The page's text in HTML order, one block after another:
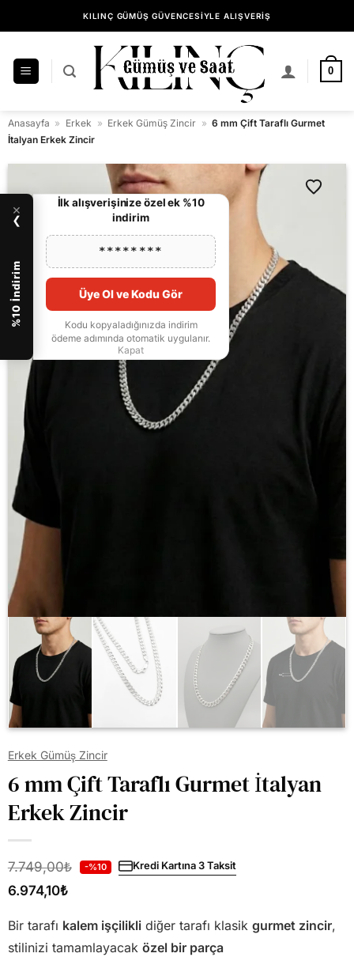
atla
KILINÇ GÜMÜŞ GÜVENCESİYLE ALIŞVERİŞ
0
Anasayfa » Erkek » Erkek Gümüş Zincir » 6 mm Çift Taraflı Gurmet
İtalyan Erkek Zincir
Erkek Gümüş Zincir
6 mm Çift Taraflı Gurmet İtalyan
Erkek Zincir
7.749,00₺ -%10 Kredi Kartına 3 Taksit
6.974,10₺
Bir tarafı kalem işçiliklidiğer tarafı klasik gurmet zincir,
stilinizi tamamlayacak özel bir parça
×
❯
%10 İndirim
İlk alışverişinize özel ek %10
indirim
********
Üye Ol ve Kodu Gör
Kodu kopyaladığınızda indirim
ödeme adımında otomatik uygulanır.
Kapat